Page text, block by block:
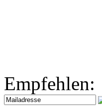
Empfehlen: